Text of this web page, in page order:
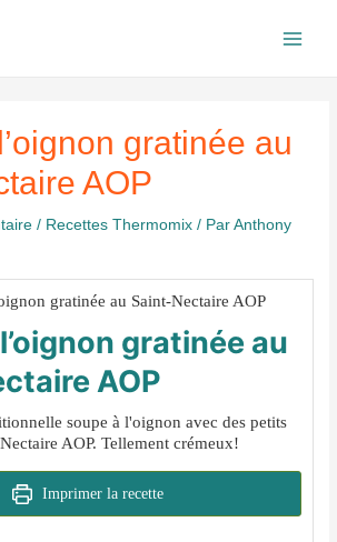
gratinée au
AOP
/ Recettes Thermomix / ParAnthony
gratinée au
AOP
soupe à l'oignon avec des petits
AOP. Tellement crémeux!
Imprimer la recette